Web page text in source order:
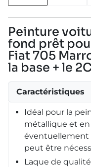
Peinture
fond prêt
Fiat 705
la base + le
Caractéristiques
Idéal pour la
métallique et en
éventuellement
peut être
Laque de